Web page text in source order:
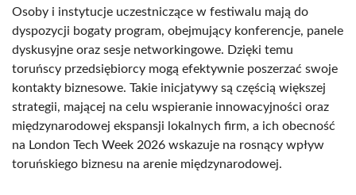
Osoby i instytucje uczestniczące w festiwalu mają do
dyspozycji bogaty program, obejmujący konferencje, panele
dyskusyjne oraz sesje networkingowe. Dzięki temu
toruńscy przedsiębiorcy mogą efektywnie poszerzać swoje
kontakty biznesowe. Takie inicjatywy są częścią większej
strategii, mającej na celu wspieranie innowacyjności oraz
międzynarodowej ekspansji lokalnych firm, a ich obecność
na London Tech Week 2026 wskazuje na rosnący wpływ
toruńskiego biznesu na arenie międzynarodowej.